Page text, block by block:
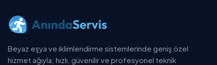
Beyaz eşya ve iklimlendirme sistemlerinde geniş özel
hizmet ağıyla; hızlı, güvenilir ve profesyonel teknik